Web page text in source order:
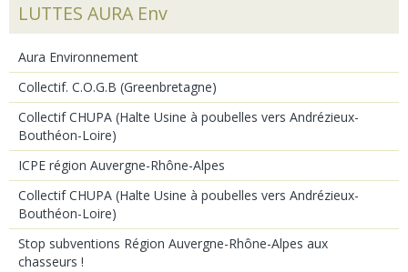
LUTTES AURA Env
Aura Environnement
Collectif. C.O.G.B (Greenbretagne)
Collectif CHUPA (Halte Usine à poubelles vers Andrézieux-
Bouthéon-Loire)
ICPE région Auvergne-Rhône-Alpes
Collectif CHUPA (Halte Usine à poubelles vers Andrézieux-
Bouthéon-Loire)
Stop subventions Région Auvergne-Rhône-Alpes aux
chasseurs !